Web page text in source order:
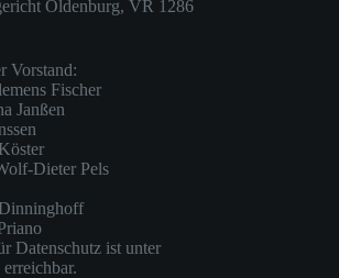
Oldenburg, VR 1286
Vorstand:
Fischer
Janßen
Dieter Pels
Datenschutz ist unter